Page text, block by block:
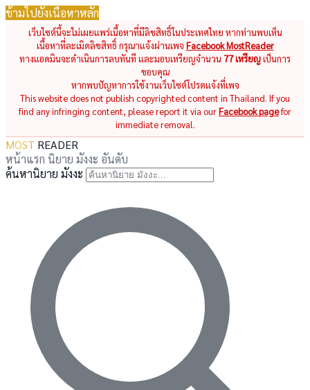
ข้ามไปยังเนื้อหาหลัก
เว็บไซต์นี้จะไม่เผยแพร่เนื้อหาที่มีลิขสิทธิ์ในประเทศไทย หากท่านพบเห็น
เนื้อหาที่ละเมิดลิขสิทธิ์ กรุณาแจ้งผ่านเพจ Facebook MostReader
ทางแอดมินจะดำเนินการลบทันที และมอบเหรียญจำนวน 77 เหรียญเป็นการ
ขอบคุณ
หากพบปัญหาการใช้งานเว็บไซต์โปรดแจ้งที่เพจ
This website does not publish copyrighted content in Thailand. If you
find any infringing content, please report it via ourFacebook pagefor
immediate removal.
MOST READER
หน้าแรก นิยาย มังงะ อันดับ
ค้นหานิยาย มังงะ